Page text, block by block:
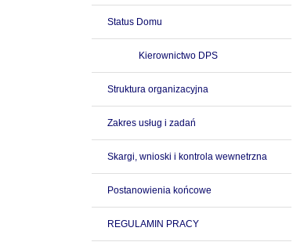
Status Domu
Kierownictwo DPS
Struktura organizacyjna
Zakres usług i zadań
Skargi, wnioski i kontrola wewnetrzna
Postanowienia końcowe
REGULAMIN PRACY